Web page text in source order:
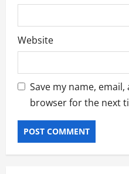
Website
Save my name,
browser for the next